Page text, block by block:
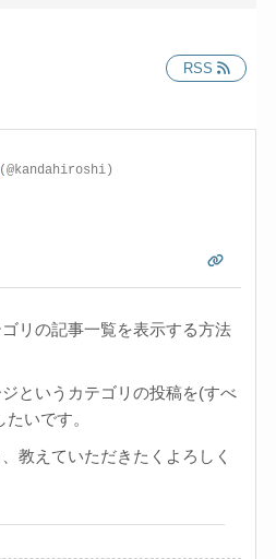
RSS
リの記事一覧を表示する方法
というカテゴリの投稿を(すべ
いです。
教えていただきたくよろしく